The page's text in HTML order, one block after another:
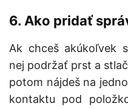
6. Ako pridať
Ak chceš akúkoľvek
nej podržať prst a
potom nájdeš na
kontaktu pod